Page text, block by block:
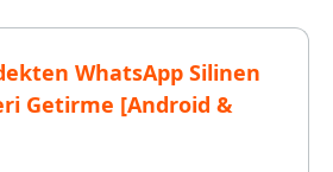
WhatsApp Silinen
Getirme [Android &